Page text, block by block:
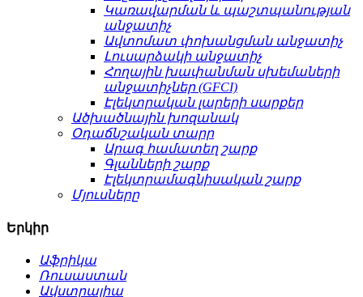
Կառավարման և պաշտպանության
անջատիչ
Ավտոմատ փոխանցման անջատիչ
Լուսարձակի անջատիչ
Հողային խափանման սխեմաների
անջատիչներ (GFCI)
Էլեկտրական լարերի սարքեր
Ածխածնային խոզանակ
Օդաճնշական տարր
Արագ համատեղ շարք
Գլանների շարք
Էլեկտրամագնիսական շարք
Մյուսները
Երկիր
Աֆրիկա
Ռուսաստան
Ավստրալիա